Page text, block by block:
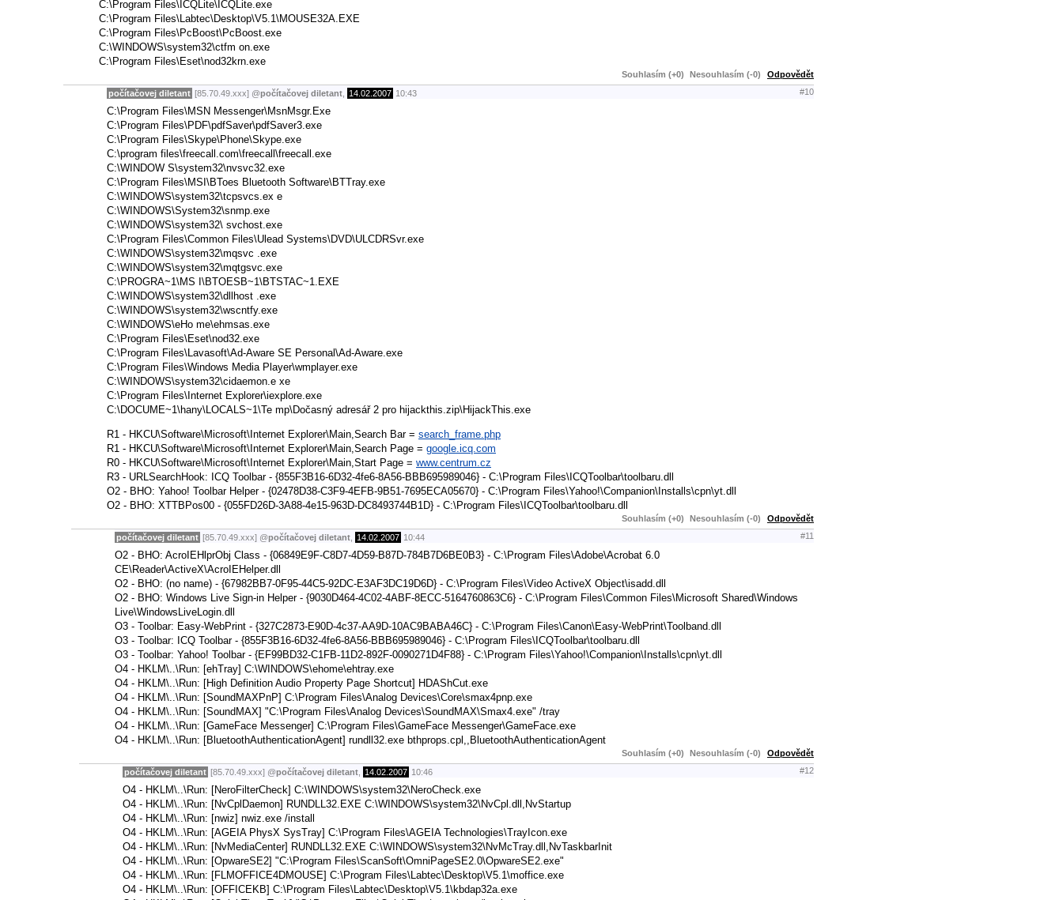
C:\Program Files\ICQLite\ICQLite.exe
C:\Program Files\Labtec\Desktop\V5.1\MOUSE32A.EXE
C:\Program Files\PcBoost\PcBoost.exe
C:\WINDOWS\system32\ctfm on.exe
C:\Program Files\Eset\nod32krn.exe
Souhlasím (+0) Nesouhlasím (-0) Odpovědět
počítačovej diletant [85.70.49.xxx] @počítačovej diletant 14.02.2007 10:43 #10
C:\Program Files\MSN Messenger\MsnMsgr.Exe
C:\Program Files\PDF\pdfSaver\pdfSaver3.exe
C:\Program Files\Skype\Phone\Skype.exe
C:\program files\freecall.com\freecall\freecall.exe
C:\WINDOW S\system32\nvsvc32.exe
C:\Program Files\MSI\BToes Bluetooth Software\BTTray.exe
C:\WINDOWS\system32\tcpsvcs.ex e
C:\WINDOWS\System32\snmp.exe
C:\WINDOWS\system32\ svchost.exe
C:\Program Files\Common Files\Ulead Systems\DVD\ULCDRSvr.exe
C:\WINDOWS\system32\mqsvc .exe
C:\WINDOWS\system32\mqtgsvc.exe
C:\PROGRA~1\MS I\BTOESB~1\BTSTAC~1.EXE
C:\WINDOWS\system32\dllhost .exe
C:\WINDOWS\system32\wscntfy.exe
C:\WINDOWS\eHo me\ehmsas.exe
C:\Program Files\Eset\nod32.exe
C:\Program Files\Lavasoft\Ad-Aware SE Personal\Ad-Aware.exe
C:\Program Files\Windows Media Player\wmplayer.exe
C:\WINDOWS\system32\cidaemon.e xe
C:\Program Files\Internet Explorer\iexplore.exe
C:\DOCUME~1\hany\LOCALS~1\Te mp\Dočasný adresář 2 pro hijackthis.zip\HijackThis.exe
R1 - HKCU\Software\Microsoft\Internet Explorer\Main,Search Bar = search_frame.php
R1 - HKCU\Software\Microsoft\Internet Explorer\Main,Search Page = google.icq.com
R0 - HKCU\Software\Microsoft\Internet Explorer\Main,Start Page = www.centrum.cz
R3 - URLSearchHook: ICQ Toolbar - {855F3B16-6D32-4fe6-8A56-BBB695989046} - C:\Program Files\ICQToolbar\toolbaru.dll
O2 - BHO: Yahoo! Toolbar Helper - {02478D38-C3F9-4EFB-9B51-7695ECA05670} - C:\Program Files\Yahoo!\Companion\Installs\cpn\yt.dll
O2 - BHO: XTTBPos00 - {055FD26D-3A88-4e15-963D-DC8493744B1D} - C:\Program Files\ICQToolbar\toolbaru.dll
Souhlasím (+0) Nesouhlasím (-0) Odpovědět
počítačovej diletant [85.70.49.xxx] @počítačovej diletant 14.02.2007 10:44 #11
O2 - BHO: AcroIEHlprObj Class - {06849E9F-C8D7-4D59-B87D-784B7D6BE0B3} - C:\Program Files\Adobe\Acrobat 6.0
CE\Reader\ActiveX\AcroIEHelper.dll
O2 - BHO: (no name) - {67982BB7-0F95-44C5-92DC-E3AF3DC19D6D} - C:\Program Files\Video ActiveX Object\isadd.dll
O2 - BHO: Windows Live Sign-in Helper - {9030D464-4C02-4ABF-8ECC-5164760863C6} - C:\Program Files\Common Files\Microsoft Shared\Windows
Live\WindowsLiveLogin.dll
O3 - Toolbar: Easy-WebPrint - {327C2873-E90D-4c37-AA9D-10AC9BABA46C} - C:\Program Files\Canon\Easy-WebPrint\Toolband.dll
O3 - Toolbar: ICQ Toolbar - {855F3B16-6D32-4fe6-8A56-BBB695989046} - C:\Program Files\ICQToolbar\toolbaru.dll
O3 - Toolbar: Yahoo! Toolbar - {EF99BD32-C1FB-11D2-892F-0090271D4F88} - C:\Program Files\Yahoo!\Companion\Installs\cpn\yt.dll
O4 - HKLM\..\Run: [ehTray] C:\WINDOWS\ehome\ehtray.exe
O4 - HKLM\..\Run: [High Definition Audio Property Page Shortcut] HDAShCut.exe
O4 - HKLM\..\Run: [SoundMAXPnP] C:\Program Files\Analog Devices\Core\smax4pnp.exe
O4 - HKLM\..\Run: [SoundMAX] "C:\Program Files\Analog Devices\SoundMAX\Smax4.exe" /tray
O4 - HKLM\..\Run: [GameFace Messenger] C:\Program Files\GameFace Messenger\GameFace.exe
O4 - HKLM\..\Run: [BluetoothAuthenticationAgent] rundll32.exe bthprops.cpl,,BluetoothAuthenticationAgent
Souhlasím (+0) Nesouhlasím (-0) Odpovědět
počítačovej diletant [85.70.49.xxx] @počítačovej diletant 14.02.2007 10:46 #12
O4 - HKLM\..\Run: [NeroFilterCheck] C:\WINDOWS\system32\NeroCheck.exe
O4 - HKLM\..\Run: [NvCplDaemon] RUNDLL32.EXE C:\WINDOWS\system32\NvCpl.dll,NvStartup
O4 - HKLM\..\Run: [nwiz] nwiz.exe /install
O4 - HKLM\..\Run: [AGEIA PhysX SysTray] C:\Program Files\AGEIA Technologies\TrayIcon.exe
O4 - HKLM\..\Run: [NvMediaCenter] RUNDLL32.EXE C:\WINDOWS\system32\NvMcTray.dll,NvTaskbarInit
O4 - HKLM\..\Run: [OpwareSE2] "C:\Program Files\ScanSoft\OmniPageSE2.0\OpwareSE2.exe"
O4 - HKLM\..\Run: [FLMOFFICE4DMOUSE] C:\Program Files\Labtec\Desktop\V5.1\moffice.exe
O4 - HKLM\..\Run: [OFFICEKB] C:\Program Files\Labtec\Desktop\V5.1\kbdap32a.exe